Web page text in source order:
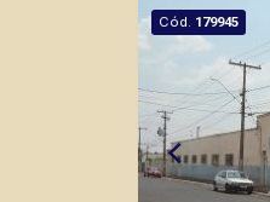
Cód. 179945